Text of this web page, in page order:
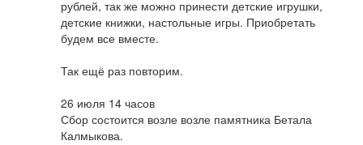
рублей, так же можно принести детские игрушки,
детские книжки, настольные игры. Приобретать
будем все вместе.
Так ещё раз повторим.
26 июля 14 часов
Сбор состоится возле возле памятника Бетала
Калмыкова.